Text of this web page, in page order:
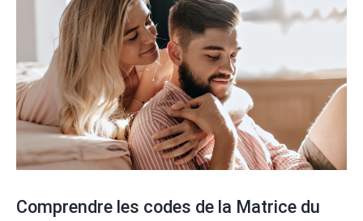
Comprendre les codes de la Matrice du